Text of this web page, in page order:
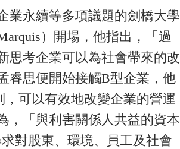
業永續等多項議題的劍橋大學
）開場，他指出，「過
思考企業可以為社會帶來的改
睿思便開始接觸B型企業，他
可以有效地改變企業的營運
，「與利害關係人共益的資本
求對股東、環境、員工及社會